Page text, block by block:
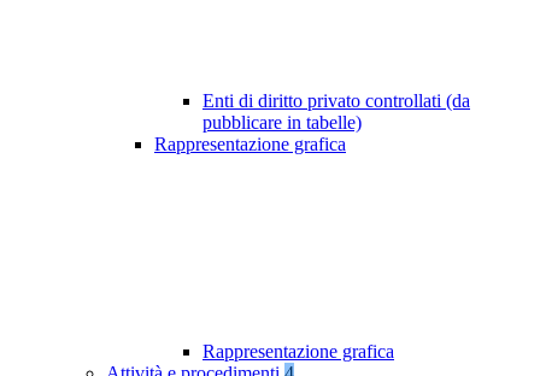
Enti di diritto privato controllati (da
pubblicare in tabelle)
Rappresentazione grafica
Rappresentazione grafica